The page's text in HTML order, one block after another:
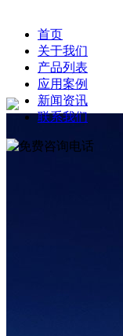
首页
关于我们
产品列表
应用案例
新闻资讯
联系我们